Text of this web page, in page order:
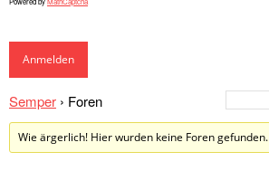
Anmelden
Semper › Foren
Wie ärgerlich! Hier wurden keine Foren gefunden.